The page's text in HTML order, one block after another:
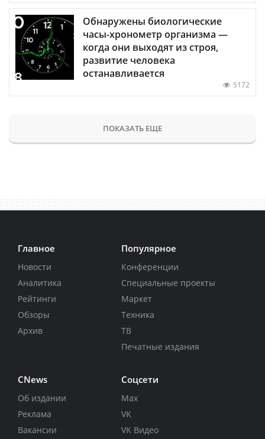
Обнаружены биологические
часы-хронометр организма —
когда они выходят из строя,
развитие человека
останавливается
5172
ПОКАЗАТЬ ЕЩЕ
Главное
Новости
Аналитика
Рейтинги
Обзоры
Архив
Популярное
Конференции
Специальные проекты
Маркет
Техника
ТВ
Печатные издания
CNews
Об издании
Реклама
Вакансии
Соцсети
Max
VK
VK Видео